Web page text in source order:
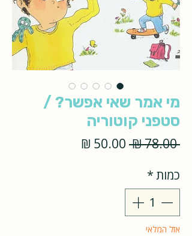
מי אמר שאי אפשר? /
סטפני קוטוריה
‏78.00 ‏₪
מחיר
כמות*
אזל המלאי